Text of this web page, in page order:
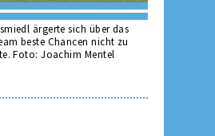
ärgerte sich über das
beste Chancen nicht zu
Foto: Joachim Mentel